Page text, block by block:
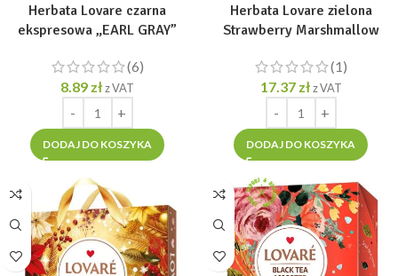
Herbata Lovare czarna
ekspresowa „EARL GRAY”
(6)
8.89 złz VAT
DODAJ DO KOSZYKA
Herbata Lovare zielona
Strawberry Marshmallow
(1)
17.37 zł z VAT
DODAJ DO KOSZYKA